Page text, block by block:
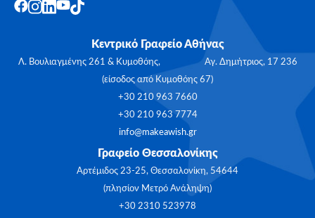
Κεντρικό Γραφείο Αθήνας
Λ. Βουλιαγμένης 261 & Κυμοθόης, Αγ. Δημήτριος, 17 236
(είσοδος από Κυμοθόης 67)
+30 210 963 7660
+30 210 963 7774
info@makeawish.gr
Γραφείο Θεσσαλονίκης
Αρτέμιδος 23-25, Θεσσαλονίκη, 54644
(πλησίον Μετρό Ανάληψη)
+30 2310 523978